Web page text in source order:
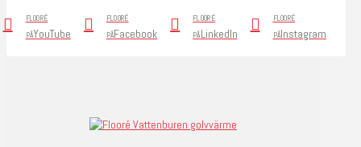
FLOORÉ
PÅYouTube
FLOORÉ
PÅFacebook
FLOORÉ
PÅLinkedIn
FLOORÉ
PÅInstagram